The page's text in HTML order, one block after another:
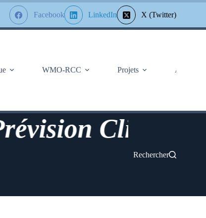
Facebook LinkedIn X (Twitter)
WMO-RCC Projets À Propos
Rechercher